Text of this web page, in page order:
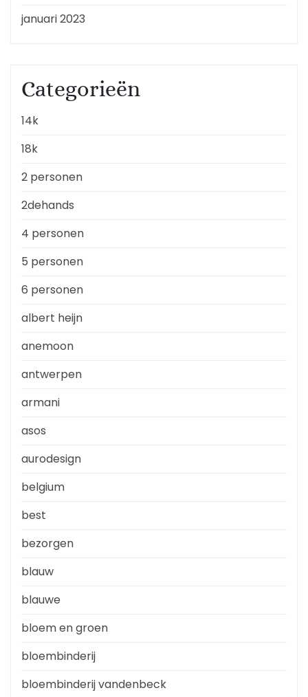
januari 2023
Categorieën
14k
18k
2 personen
2dehands
4 personen
5 personen
6 personen
albert heijn
anemoon
antwerpen
armani
asos
aurodesign
belgium
best
bezorgen
blauw
blauwe
bloem en groen
bloembinderij
bloembinderij vandenbeck